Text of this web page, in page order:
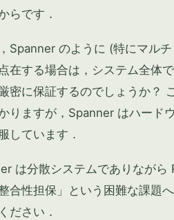
らです．
Spanner のように (特にマル
在する場合は，システム全体
密に保証するのでしょうか？
りますが，Spanner はハード
しています．
は分散システムでありなが
合性担保」という困難な課題
ださい．